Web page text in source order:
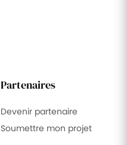
Partenaires
Devenir partenaire
Soumettre mon projet